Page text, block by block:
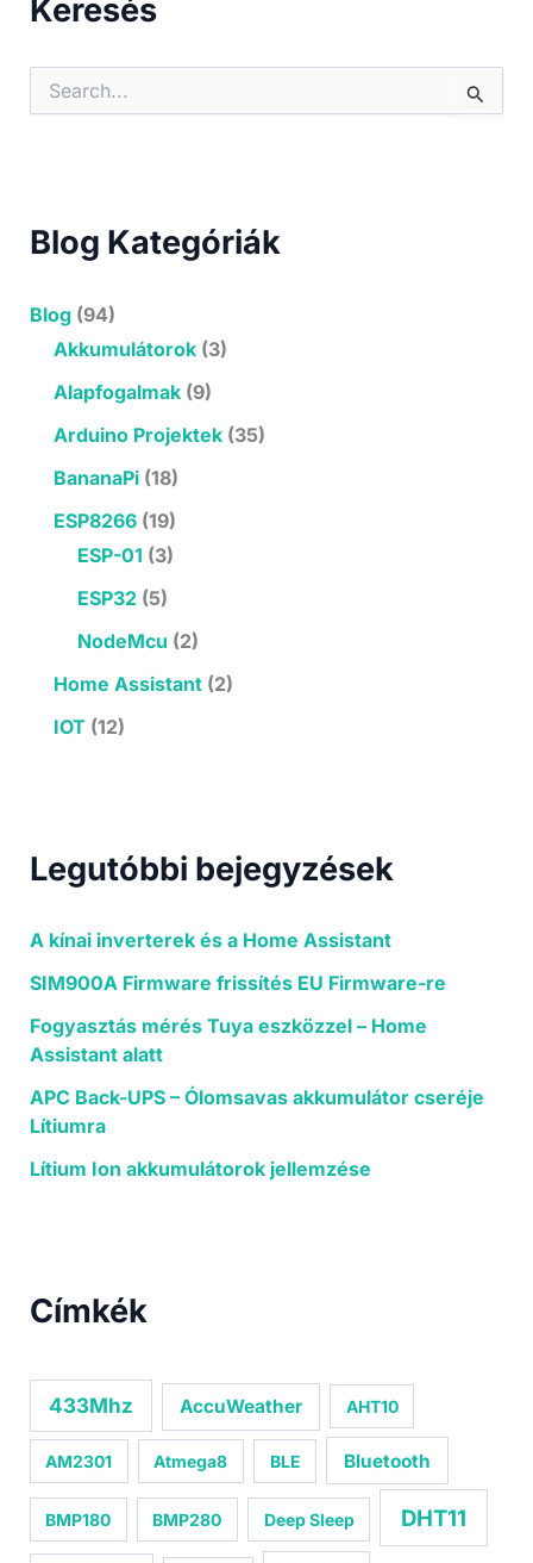
Keresés
o
Blog Kategóriák
Blog(94)
Akkumulátorok(3)
Alapfogalmak(9)
Arduino Projektek(35)
BananaPi(18)
ESP8266(19)
ESP-01 (3)
ESP32(5)
NodeMcu (2)
Home Assistant(2)
IOT (12)
Legutóbbi bejegyzések
A kínai inverterek és a Home Assistant
SIM900A Firmware frissítés EU Firmware-re
Fogyasztás mérés Tuya eszközzel – Home
Assistant alatt
APC Back-UPS – Ólomsavas akkumulátor cseréje
Lítiumra
Lítium Ion akkumulátorok jellemzése
Címkék
433Mhz AccuWeather AHT10
AM2301 Atmega8 BLE Bluetooth
BMP180 BMP280 Deep Sleep DHT11